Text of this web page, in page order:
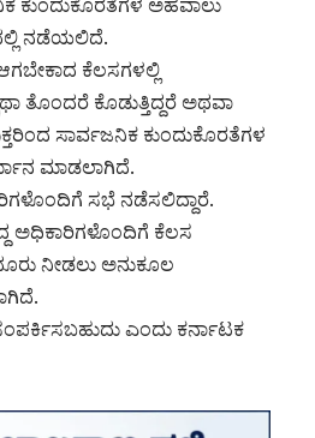
ಕುಂದುಕೊರತೆಗಳ ಅಹವಾಲು
ನಡೆಯಲಿದೆ.
ಕೆಲಸಗಳಲ್ಲಿ
ತೊಂದರೆ ಕೊಡುತ್ತಿದ್ದರೆ ಅಥವಾ
ಸಾರ್ವಜನಿಕ ಕುಂದುಕೊರತೆಗಳ
ಮಾಡಲಾಗಿದೆ.
ಸಭೆ ನಡೆಸಲಿದ್ದಾರೆ.
ಅಧಿಕಾರಿಗಳೊಂದಿಗೆ ಕೆಲಸ
ನೀಡಲು ಅನುಕೂಲ
ಎಂದು ಕರ್ನಾಟಕ